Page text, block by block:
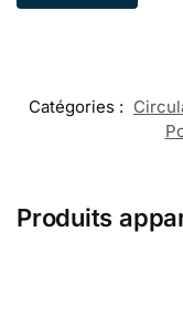
Catégories :
Produits